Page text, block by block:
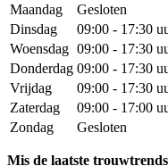
Maandag
Gesloten
Dinsdag
09:00 - 17:30
Woensdag 09:00 - 17:30
Donderdag 09:00 - 17:30
Vrijdag
09:00 - 17:30
Zaterdag
09:00 - 17:00
Zondag
Gesloten
Mis de laatste